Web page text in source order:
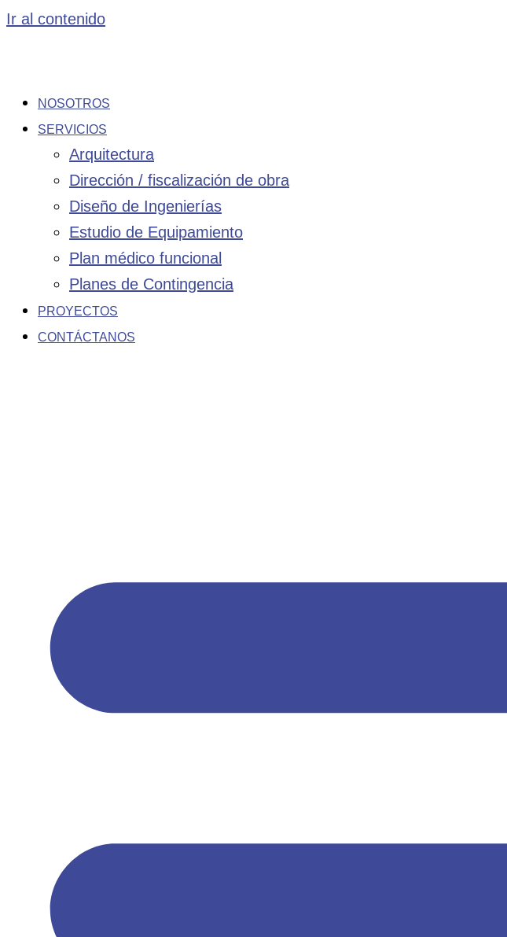
Ir al contenido
NOSOTROS
SERVICIOS
Arquitectura
Dirección / fiscalización de obra
Diseño de Ingenierías
Estudio de Equipamiento
Plan médico funcional
Planes de Contingencia
PROYECTOS
CONTÁCTANOS